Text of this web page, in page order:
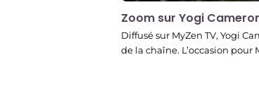
Zoom sur Yogi
Diffusé sur MyZen TV, Yogi
de la chaîne. L’occasion pour